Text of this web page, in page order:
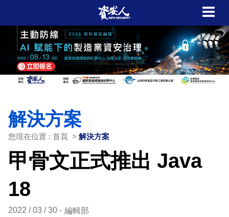
解決方案
您現在位置 : 首頁 > 解決方案
甲骨文正式推出 Java
18
2022 / 03 / 30 編輯部